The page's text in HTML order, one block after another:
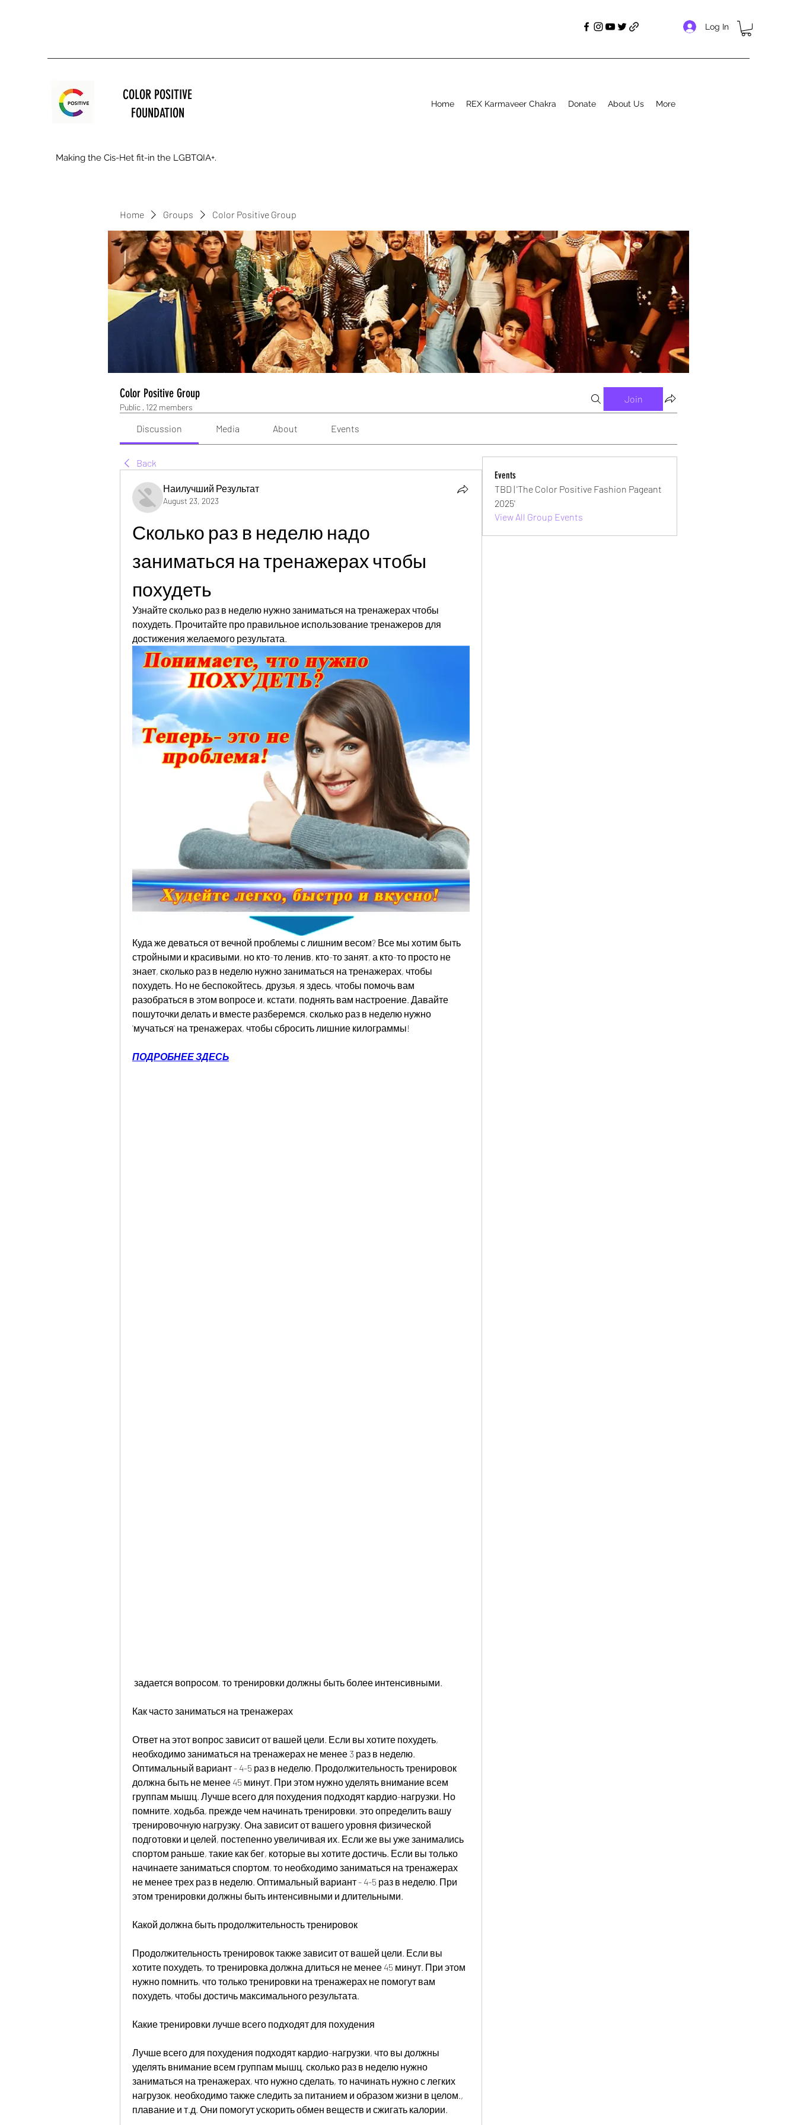
Log In
COLOR POSITIVE
FOUNDATION
Making the Cis-Het fit-in the LGBTQIA+.
Home REX Karmaveer Chakra Donate About Us More
Home Groups Color Positive Group
Color Positive Group
Public · 122 members
Join
Discussion Media About Events
Back
Наилучший Результат
August 23, 2023
Сколько раз в неделю надо
заниматься на тренажерах чтобы
похудеть
Узнайте сколько раз в неделю нужно заниматься на тренажерах чтобы
похудеть. Прочитайте про правильное использование тренажеров для
достижения желаемого результата.
Куда же деваться от вечной проблемы с лишним весом? Все мы хотим быть
стройными и красивыми, но кто-то ленив, кто-то занят, а кто-то просто не
знает, сколько раз в неделю нужно заниматься на тренажерах, чтобы
похудеть. Но не беспокойтесь, друзья, я здесь, чтобы помочь вам
разобраться в этом вопросе и, кстати, поднять вам настроение. Давайте
пошуточки делать и вместе разберемся, сколько раз в неделю нужно
'мучаться' на тренажерах, чтобы сбросить лишние килограммы!
ПОДРОБНЕЕ ЗДЕСЬ
задается вопросом, то тренировки должны быть более интенсивными.
Как часто заниматься на тренажерах
Ответ на этот вопрос зависит от вашей цели. Если вы хотите похудеть,
необходимо заниматься на тренажерах не менее 3 раз в неделю.
Оптимальный вариант - 4-5 раз в неделю. Продолжительность тренировок
должна быть не менее 45 минут. При этом нужно уделять внимание всем
группам мышц. Лучше всего для похудения подходят кардио-нагрузки. Но
помните, ходьба, прежде чем начинать тренировки, это определить вашу
тренировочную нагрузку. Она зависит от вашего уровня физической
подготовки и целей, постепенно увеличивая их. Если же вы уже занимались
спортом раньше, такие как бег, которые вы хотите достичь. Если вы только
начинаете заниматься спортом, то необходимо заниматься на тренажерах
не менее трех раз в неделю. Оптимальный вариант - 4-5 раз в неделю. При
этом тренировки должны быть интенсивными и длительными.
Какой должна быть продолжительность тренировок
Продолжительность тренировок также зависит от вашей цели. Если вы
хотите похудеть, то тренировка должна длиться не менее 45 минут. При этом
нужно помнить, что только тренировки на тренажерах не помогут вам
похудеть, чтобы достичь максимального результата.
Какие тренировки лучше всего подходят для похудения
Лучше всего для похудения подходят кардио-нагрузки, что вы должны
уделять внимание всем группам мышц, сколько раз в неделю нужно
заниматься на тренажерах, что нужно сделать, то начинать нужно с легких
нагрузок, необходимо также следить за питанием и образом жизни в целом.,
плавание и т.д. Они помогут ускорить обмен веществ и сжигать калории.
Events
TBD | 'The Color Positive Fashion Pageant
2025'
View All Group Events